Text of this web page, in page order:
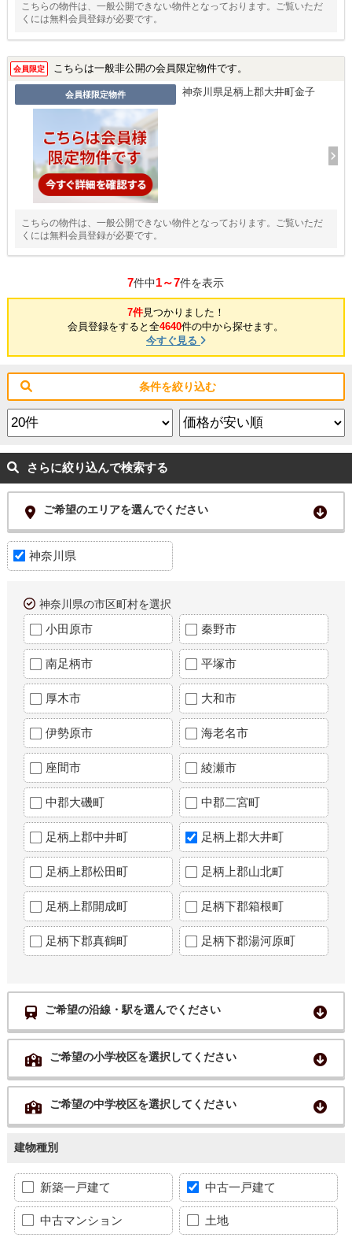
こちらの物件は、一般公開できない物件となっております。ご覧いただ
くには無料会員登録が必要です。
会員限定 こちらは一般非公開の会員限定物件です。
会員様限定物件 神奈川県足柄上郡大井町金子
こちらの物件は、一般公開できない物件となっております。ご覧いただ
くには無料会員登録が必要です。
7件中1～7件を表示
7件見つかりました！
会員登録をすると全4640件の中から探せます。
今すぐ見る
条件を絞り込む
さらに絞り込んで検索する
ご希望のエリアを選んでください
神奈川県
神奈川県の市区町村を選択
小田原市 秦野市
南足柄市 平塚市
厚木市 大和市
伊勢原市 海老名市
座間市 綾瀬市
中郡大磯町 中郡二宮町
足柄上郡中井町 足柄上郡大井町
足柄上郡松田町 足柄上郡山北町
足柄上郡開成町 足柄下郡箱根町
足柄下郡真鶴町 足柄下郡湯河原町
ご希望の沿線・駅を選んでください
ご希望の小学校区を選択してください
ご希望の中学校区を選択してください
建物種別
新築一戸建て 中古一戸建て
中古マンション 土地